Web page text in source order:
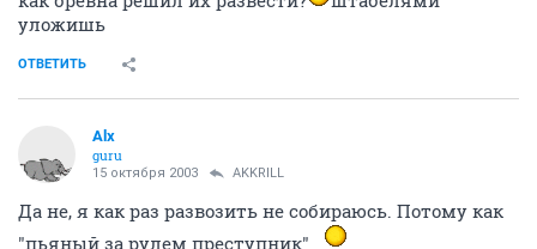
уложишь
ОТВЕТИТЬ
Alx
guru
15 октября 2003 AKKRILL
Да не, я как раз развозить не собираюсь. Потому как
"пьяный за рулем преступник"